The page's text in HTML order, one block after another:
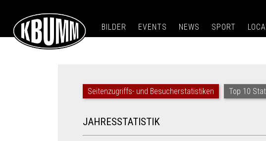
BILDER EVENTS NEWS SPORT
Seitenzugriffs- und Besucherstatistiken Top 10
JAHRESSTATISTIK